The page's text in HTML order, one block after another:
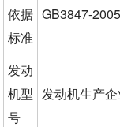
依据
标准
GB3847-
发动
机型
号
发动机生产